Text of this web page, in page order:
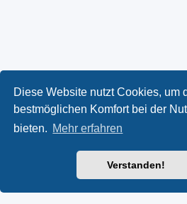
Diese Website nutzt Cookies, um
bestmöglichen Komfort bei der
bieten. Mehr erfahren
Verstanden!